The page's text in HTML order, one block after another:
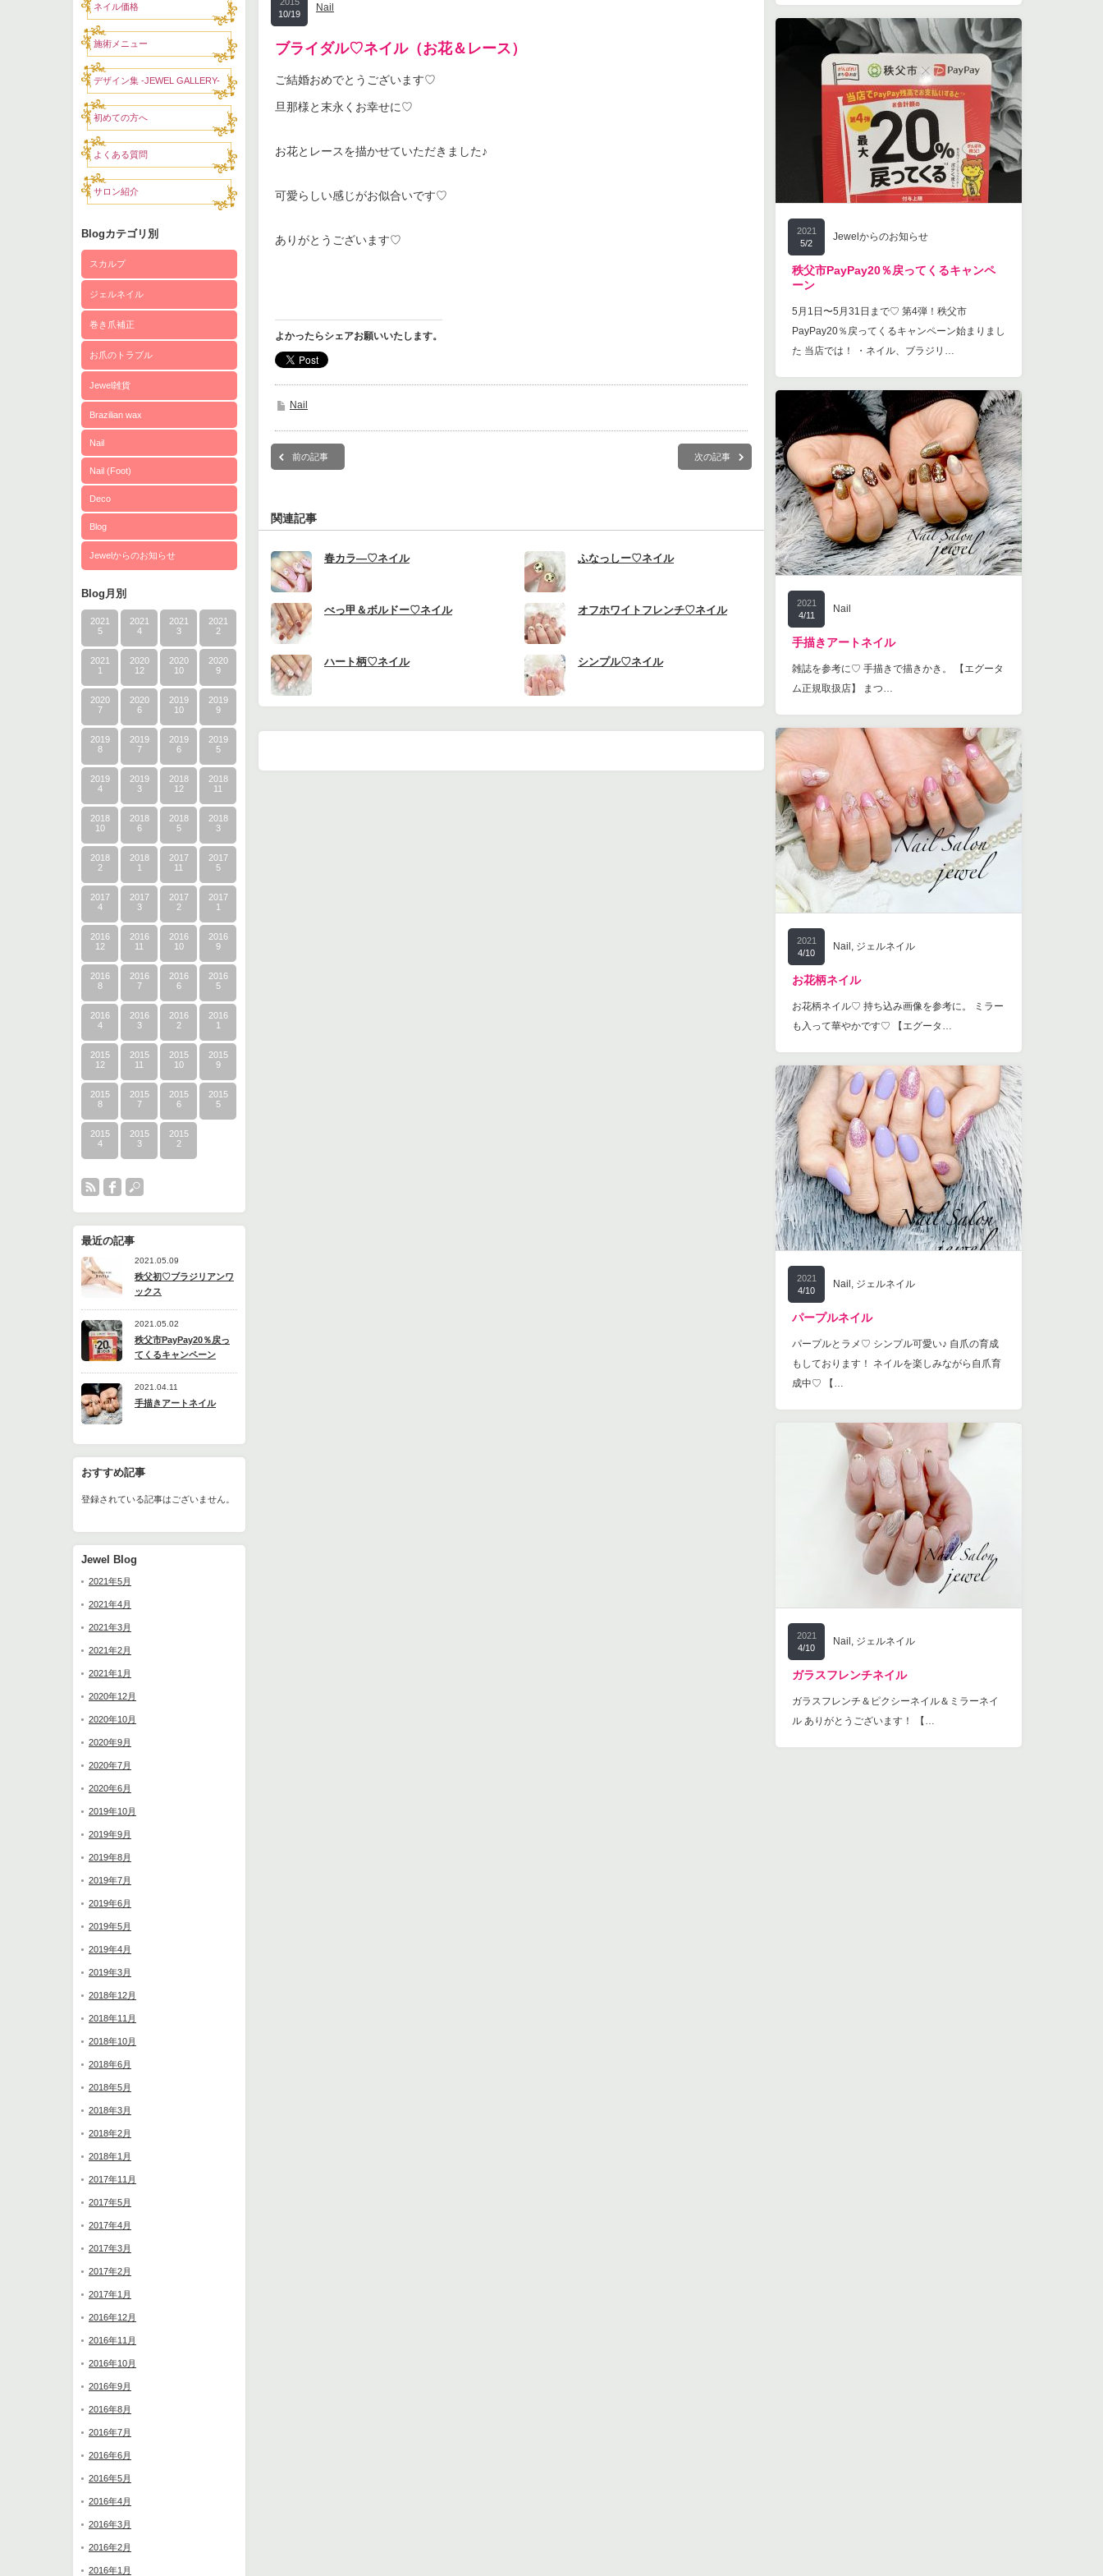
ネイル価格
施術メニュー
デザイン集 -JEWEL GALLERY-
初めての方へ
よくある質問
サロン紹介
Blogカテゴリ別
スカルプ
ジェルネイル
巻き爪補正
お爪のトラブル
Jewel雑貨
Brazilian wax
Nail
Nail (Foot)
Deco
Blog
Jewelからのお知らせ
Blog月別
2021
5
2021
4
2021
3
2021
2
2021
1
2020
12
2020
10
2020
9
2020
7
2020
6
2019
10
2019
9
2019
8
2019
7
2019
6
2019
5
2019
4
2019
3
2018
12
2018
11
2018
10
2018
6
2018
5
2018
3
2018
2
2018
1
2017
11
2017
5
2017
4
2017
3
2017
2
2017
1
2016
12
2016
11
2016
10
2016
9
2016
8
2016
7
2016
6
2016
5
2016
4
2016
3
2016
2
2016
1
2015
12
2015
11
2015
10
2015
9
2015
8
2015
7
2015
6
2015
5
2015
4
2015
3
2015
2
最近の記事
2021.05.09
秩父初♡ブラジリアンワ
ックス
2021.05.02
秩父市PayPay20％戻っ
てくるキャンペーン
2021.04.11
手描きアートネイル
おすすめ記事
登録されている記事はございません。
Jewel Blog
2021年5月
2021年4月
2021年3月
2021年2月
2021年1月
2020年12月
2020年10月
2020年9月
2020年7月
2020年6月
2019年10月
2019年9月
2019年8月
2019年7月
2019年6月
2019年5月
2019年4月
2019年3月
2018年12月
2018年11月
2018年10月
2018年6月
2018年5月
2018年3月
2018年2月
2018年1月
2017年11月
2017年5月
2017年4月
2017年3月
2017年2月
2017年1月
2016年12月
2016年11月
2016年10月
2016年9月
2016年8月
2016年7月
2016年6月
2016年5月
2016年4月
2016年3月
2016年2月
2016年1月
10/19
Nail
ブライダル♡ネイル（お花＆レース）
ご結婚おめでとうございます♡
旦那様と末永くお幸せに♡
お花とレースを描かせていただきました♪
可愛らしい感じがお似合いです♡
ありがとうございます♡
よかったらシェアお願いいたします。
Nail
前の記事 次の記事
関連記事
春カラ―♡ネイル ふなっしー♡ネイル
べっ甲＆ボルドー♡ネイル オフホワイトフレンチ♡ネイル
ハート柄♡ネイル シンプル♡ネイル
2021
5/2
Jewelからのお知らせ
秩父市PayPay20％戻ってくるキャンペ
ーン
5月1日〜5月31日まで♡ 第4弾！秩父市
PayPay20％戻ってくるキャンペーン始まりまし
た 当店では！ ・ネイル、ブラジリ…
2021
4/11
Nail
手描きアートネイル
雑誌を参考に♡ 手描きで描きかき。 【エグータ
ム正規取扱店】 まつ…
2021
4/10
Nail , ジェルネイル
お花柄ネイル
お花柄ネイル♡ 持ち込み画像を参考に。 ミラー
も入って華やかです♡ 【エグータ…
2021
4/10
Nail , ジェルネイル
パープルネイル
パープルとラメ♡ シンプル可愛い♪ 自爪の育成
もしております！ ネイルを楽しみながら自爪育
成中♡ 【…
2021
4/10
Nail , ジェルネイル
ガラスフレンチネイル
ガラスフレンチ＆ピクシーネイル＆ミラーネイ
ル ありがとうございます！ 【…